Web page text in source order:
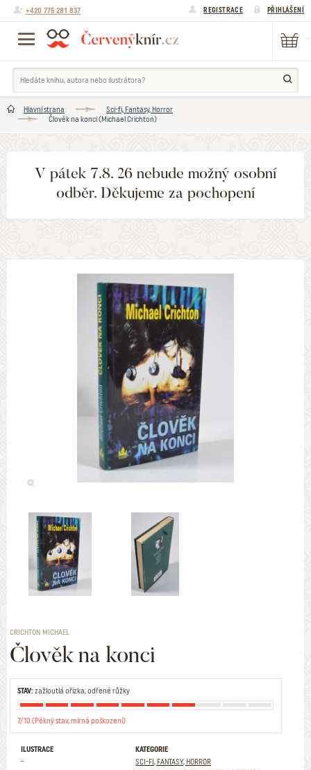
+420 775 281 837 REGISTRACE PŘIHLÁŠENÍ
Hlavní strana
Sci-fi, Fantasy, Horror
Člověk na konci (Michael Crichton)
V pátek 7.8. 26 nebude možný osobní
odběr. Děkujeme za pochopení
CRICHTON MICHAEL
Člověk na konci
STAV:zažloutlá ořízka; odřené růžky
7/10 (Pěkný stav, mírná poškození)
ILUSTRACE
-
KATEGORIE
SCI-FI, FANTASY, HORROR